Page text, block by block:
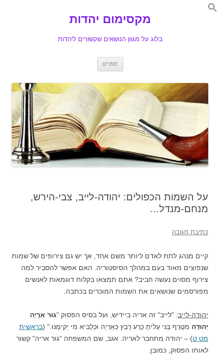
Search
מקסימום יהדות
בלוג על מגוון הנושאים שקשורים ליהדות
תפריט
על השמות הכפולים: יהודה-לייב, צבי-הירש,
מנחם-מנדל…
כתיבת תגובה
קיים מנהג לתת לאדם ליותר משם אחד, אך יש גם צירופים של שמות
שנפוצים מאוד בעם במהלך הסיסטוריה. האם אפשר להסביר למה
צירוף מסוים נעשה חביב? אתם תמצאו בקלות דוגמאות לאנשים
מפורסמים שנושאים את השמות המוכרים בכתבה.
יהודה-לייב: "לייב" זה אריה ביידיש, ועל בסיס הפסוק "גּוּר אַרְיֵה
יְהוּדָה מִטֶּרֶף בְּנִי עָלִיתָ כָּרַע רָבַץ כְּאַרְיֵה וּכְלָבִיא מִי יְקִימֶנּוּ." (בראשית
מט ט) – יהודה מתחבר לאריה. אגב, שם המשפחה "גור אריה" קשור
לאותו הפסוק, כמובן.